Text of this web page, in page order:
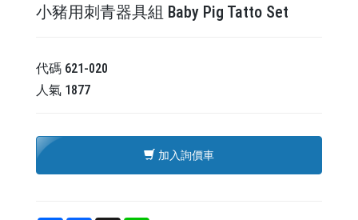
小豬用刺青器具組 Baby Pig Tatto Set
代碼 621-020
人氣 1877
加入詢價車